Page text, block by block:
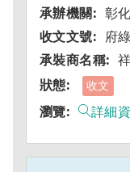
彰
府
收文
詳細